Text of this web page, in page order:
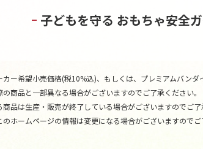
子どもを守る おもちゃ安全
ー希望小売価格(税10%込)、もしくは、プレミアムバンダ
商品と一部異なる場合がございますのでご了承ください。
品は生産・販売が終了している場合がございますのでご了
ホームページの情報は変更になる場合がございますのでご